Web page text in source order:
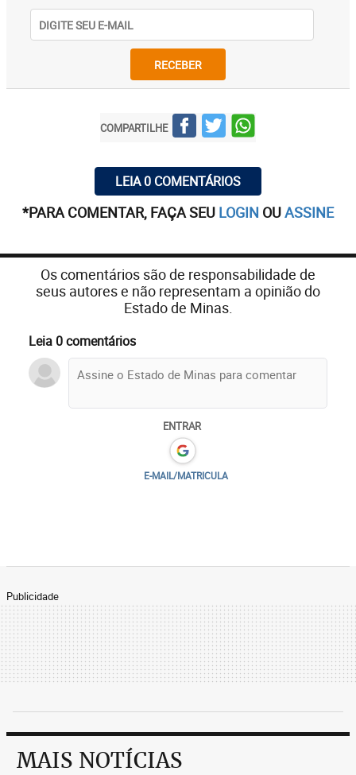
RECEBER
COMPARTILHE
LEIA 0 COMENTÁRIOS
*PARA COMENTAR, FAÇA SEU LOGIN OUASSINE
Os comentários são de responsabilidade de
seus autores e não representam a opinião do
Estado de Minas.
Leia 0 comentários
ENTRAR
E-MAIL/MATRICULA
Publicidade
MAIS NOTÍCIAS